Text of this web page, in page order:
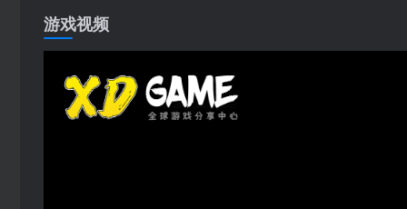
游戏视频